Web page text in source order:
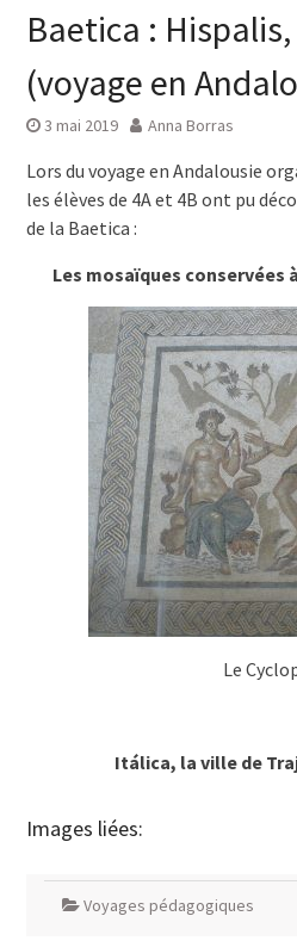
Baetica :
(voyage en
3 mai 2019 Anna Borras
Lors du voyage en Andalousie
les élèves de 4A et 4B ont pu
de la Baetica :
Les mosaïques conservées
Le
Itálica, la ville de
Images liées:
Voyages pédagogiques